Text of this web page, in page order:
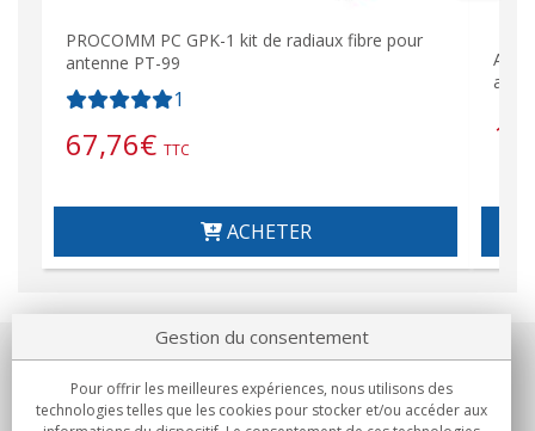
PROCOMM PC GPK-1 kit de radiaux fibre pour
antenne PT-99
1
67,76€ TTC
ACHETER
Notre société
Gestion du consentement
Pour offrir les meilleures expériences, nous utilisons des
technologies telles que les cookies pour stocker et/ou accéder aux